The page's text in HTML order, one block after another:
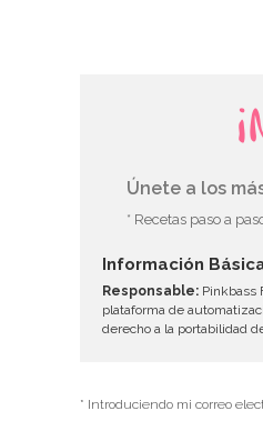
Únete a los
* Recetas paso a
Información
Responsable: Pinkbass
plataforma de
derecho a la portabilidad
* Introduciendo mi correo